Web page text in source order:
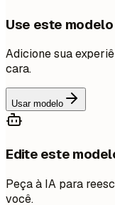
Use este modelo
Adicione sua
cara.
Usar modelo
Edite este
Peça à IA para
você.